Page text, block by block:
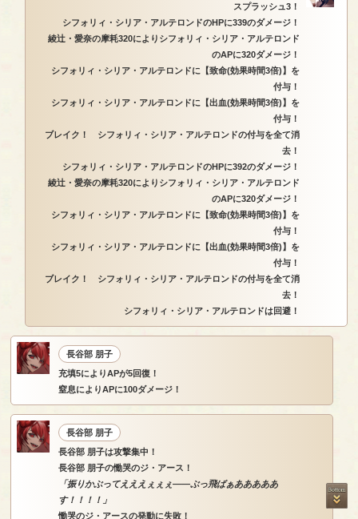
スプラッシュ3！
シフォリィ・シリア・アルテロンドのHPに339のダメージ！
綾辻・愛奈の摩耗320によりシフォリィ・シリア・アルテロンド
のAPに320ダメージ！
シフォリィ・シリア・アルテロンドに【致命(効果時間3倍)】を
付与！
シフォリィ・シリア・アルテロンドに【出血(効果時間3倍)】を
付与！
ブレイク！ シフォリィ・シリア・アルテロンドの付与を全て消
去！
シフォリィ・シリア・アルテロンドのHPに392のダメージ！
綾辻・愛奈の摩耗320によりシフォリィ・シリア・アルテロンド
のAPに320ダメージ！
シフォリィ・シリア・アルテロンドに【致命(効果時間3倍)】を
付与！
シフォリィ・シリア・アルテロンドに【出血(効果時間3倍)】を
付与！
ブレイク！ シフォリィ・シリア・アルテロンドの付与を全て消
去！
シフォリィ・シリア・アルテロンドは回避！
長谷部 朋子
充填5によりAPが5回復！
窒息によりAPに100ダメージ！
長谷部 朋子
長谷部 朋子は攻撃集中！
長谷部 朋子の慟哭のジ・アース！
「振りかぶってえええぇぇぇ――ぶっ飛ばぁあああああ
す！！！！」
慟哭のジ・アースの発動に失敗！